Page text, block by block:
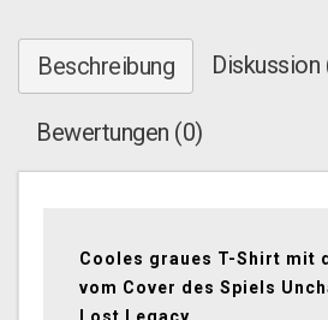
Beschreibung Diskussion
Bewertungen (0)
Cooles graues T-Shirt mit
vom Cover des Spiels